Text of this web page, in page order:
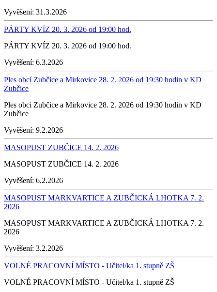
Vyvěšení: 31.3.2026
PÁRTY KVÍZ 20. 3. 2026 od 19:00 hod.
PÁRTY KVÍZ 20. 3. 2026 od 19:00 hod.
Vyvěšení: 6.3.2026
Ples obcí Zubčice a Mirkovice 28. 2. 2026 od 19:30 hodin v KD
Zubčice
Ples obci Zubčice a Mirkovice 28. 2. 2026 od 19:30 hodin v KD
Zubčice
Vyvěšení: 9.2.2026
MASOPUST ZUBČICE 14. 2. 2026
MASOPUST ZUBČICE 14. 2. 2026
Vyvěšení: 6.2.2026
MASOPUST MARKVARTICE A ZUBČICKÁ LHOTKA 7. 2.
2026
MASOPUST MARKVARTICE A ZUBČICKÁ LHOTKA 7. 2.
2026
Vyvěšení: 3.2.2026
VOLNÉ PRACOVNÍ MÍSTO - Učitel/ka 1. stupně ZŠ
VOLNÉ PRACOVNÍ MÍSTO - Učitel/ka 1. stupně ZŠ